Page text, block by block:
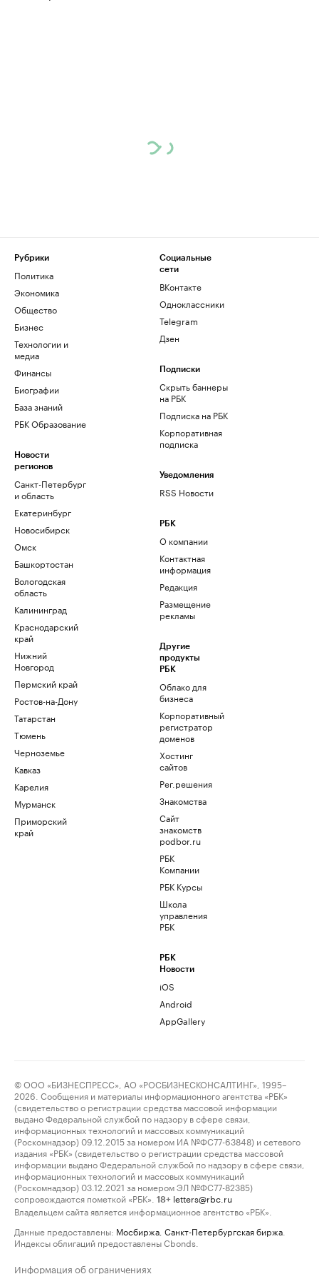
Рубрики
Политика
Экономика
Общество
Бизнес
Технологии и
медиа
Финансы
Биографии
База знаний
РБК Образование
Новости
регионов
Санкт-Петербург
и область
Екатеринбург
Новосибирск
Омск
Башкортостан
Вологодская
область
Калининград
Краснодарский
край
Нижний
Новгород
Пермский край
Ростов-на-Дону
Татарстан
Тюмень
Черноземье
Кавказ
Карелия
Мурманск
Приморский
край
Социальные
сети
ВКонтакте
Одноклассники
Telegram
Дзен
Подписки
Скрыть баннеры
на РБК
Подписка на РБК
Корпоративная
подписка
Уведомления
RSS Новости
РБК
О компании
Контактная
информация
Редакция
Размещение
рекламы
Другие
продукты
РБК
Облако для
бизнеса
Корпоративный
регистратор
доменов
Хостинг
сайтов
Рег.решения
Знакомства
Сайт
знакомств
podbor.ru
РБК
Компании
РБК Курсы
Школа
управления
РБК
РБК
Новости
iOS
Android
AppGallery
© ООО «БИЗНЕСПРЕСС», АО «РОСБИЗНЕСКОНСАЛТИНГ», 1995–
2026. Сообщения и материалы информационного агентства «РБК»
(свидетельство о регистрации средства массовой информации
выдано Федеральной службой по надзору в сфере связи,
информационных технологий и массовых коммуникаций
(Роскомнадзор) 09.12.2015 за номером ИА №ФС77-63848) и сетевого
издания «РБК» (свидетельство о регистрации средства массовой
информации выдано Федеральной службой по надзору в сфере связи,
информационных технологий и массовых коммуникаций
(Роскомнадзор) 03.12.2021 за номером ЭЛ №ФС77-82385)
сопровождаются пометкой «РБК».
18+ letters@rbc.ru
Владельцем сайта является информационное агентство «РБК».
Данные предоставлены: Мосбиржа Санкт-Петербургская биржа
Индексы облигаций предоставлены Cbonds.
Информация об ограничениях